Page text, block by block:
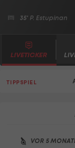
35' P. Estupinan
LIVETICKER
VOR 5